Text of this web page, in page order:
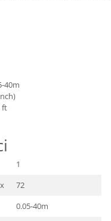
40m
ft
1
72
0.05-40m